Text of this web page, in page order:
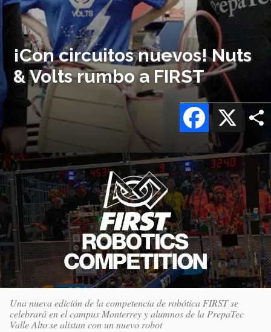
¡Con circuitos nuevos! Nuts
& Volts rumbo a FIRST
X
Facebook
Imagen
o
logo
Una nueva edición de la competencia de robótica FIRST se
celebrará en el campus Monterrey y alumnos de la PrepaTec
Valle Alto se alistan con un nuevo robot